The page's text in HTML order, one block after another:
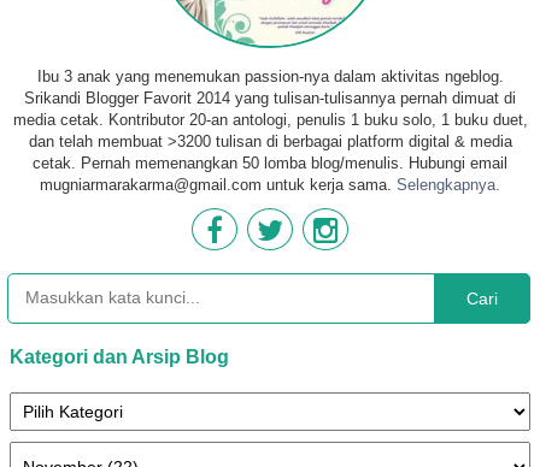
Ibu 3 anak yang menemukan passion-nya dalam aktivitas ngeblog.
Srikandi Blogger Favorit 2014 yang tulisan-tulisannya pernah dimuat di
media cetak. Kontributor 20-an antologi, penulis 1 buku solo, 1 buku duet,
dan telah membuat >3200 tulisan di berbagai platform digital & media
cetak. Pernah memenangkan 50 lomba blog/menulis. Hubungi email
mugniarmarakarma@gmail.com untuk kerja sama. Selengkapnya.
Cari
Kategori dan Arsip Blog